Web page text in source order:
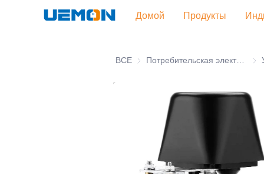
Домой Продукты
ВСЕ